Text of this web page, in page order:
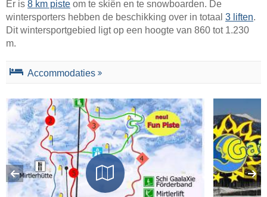
Er is 8 km piste om te skiën en te snowboarden. De
wintersporters hebben de beschikking over in totaal 3 liften.
Dit wintersportgebied ligt op een hoogte van 860 tot 1.230
m.
Accommodaties